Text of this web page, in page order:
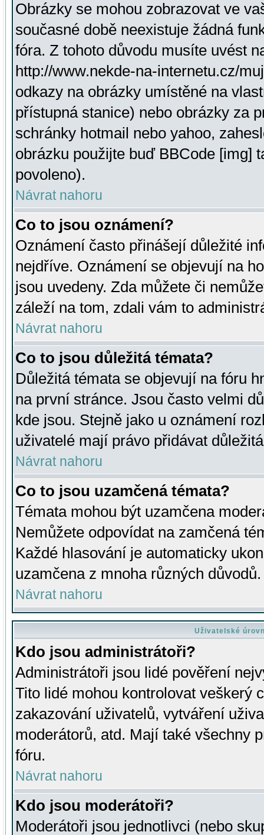
Obrázky se mohou zobrazovat ve
současné době neexistuje žádná
fóra. Z tohoto důvodu musíte uvést
http://www.nekde-na-internetu.cz/
odkazy na obrázky umístěné na
přístupná stanice) nebo obrázky za
schránky hotmail nebo yahoo,
obrázku použijte buď BBCode [img]
povoleno).
Návrat nahoru
Co to jsou oznámení?
Oznámení často přinášejí důležité
nejdříve. Oznámení se objevují na
jsou uvedeny. Zda můžete či
záleží na tom, zdali vám to
Návrat nahoru
Co to jsou důležitá témata?
Důležitá témata se objevují na fóru
na první stránce. Jsou často velmi
kde jsou. Stejně jako u oznámení
uživatelé mají právo přidávat
Návrat nahoru
Co to jsou uzamčená témata?
Témata mohou být uzamčena
Nemůžete odpovídat na zamčená
Každé hlasování je automaticky
uzamčena z mnoha různých důvodů.
Návrat nahoru
Uživatelské
Kdo jsou administrátoři?
Administrátoři jsou lidé pověření
Tito lidé mohou kontrolovat veškerý
zakazování uživatelů, vytváření
moderátorů, atd. Mají také všechny
fóru.
Návrat nahoru
Kdo jsou moderátoři?
Moderátoři jsou jednotlivci (nebo